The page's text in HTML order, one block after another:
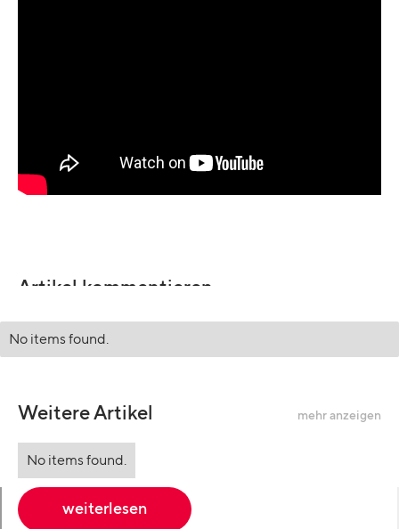
Artikel kommentieren
No items found.
Weitere Artikel mehr anzeigen
No items found.
weiterlesen